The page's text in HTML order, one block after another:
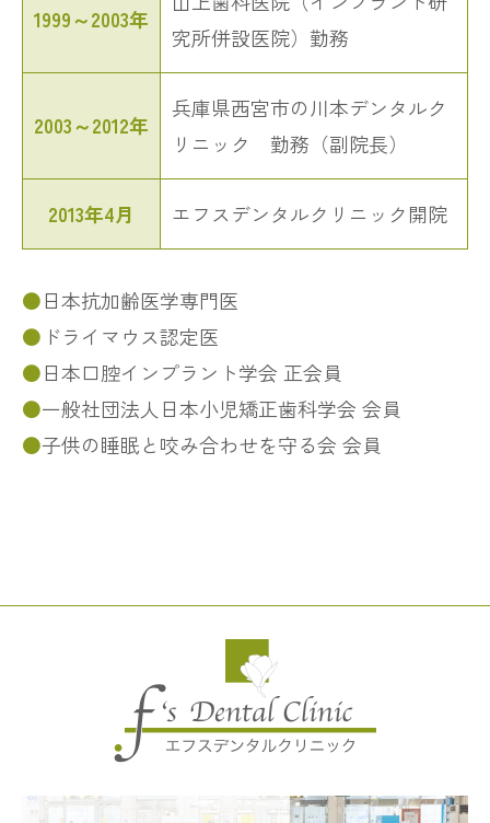
1999～2003年
究所併設医院）勤務
2003～2012年
兵庫県西宮市の川本デンタルク
リニック 勤務（副院長）
2013年4月 エフスデンタルクリニック開院
日本抗加齢医学専門医
ドライマウス認定医
日本口腔インプラント学会 正会員
一般社団法人日本小児矯正歯科学会 会員
子供の睡眠と咬み合わせを守る会 会員